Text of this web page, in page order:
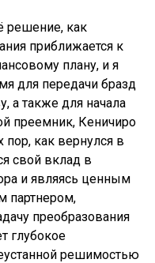
решение, как
приближается к
плану, и я
для передачи бразд
а также для начала
преемник, Кеничиро
как вернулся в
свой вклад в
и являясь ценным
партнером,
преобразования
глубокое
решимостью